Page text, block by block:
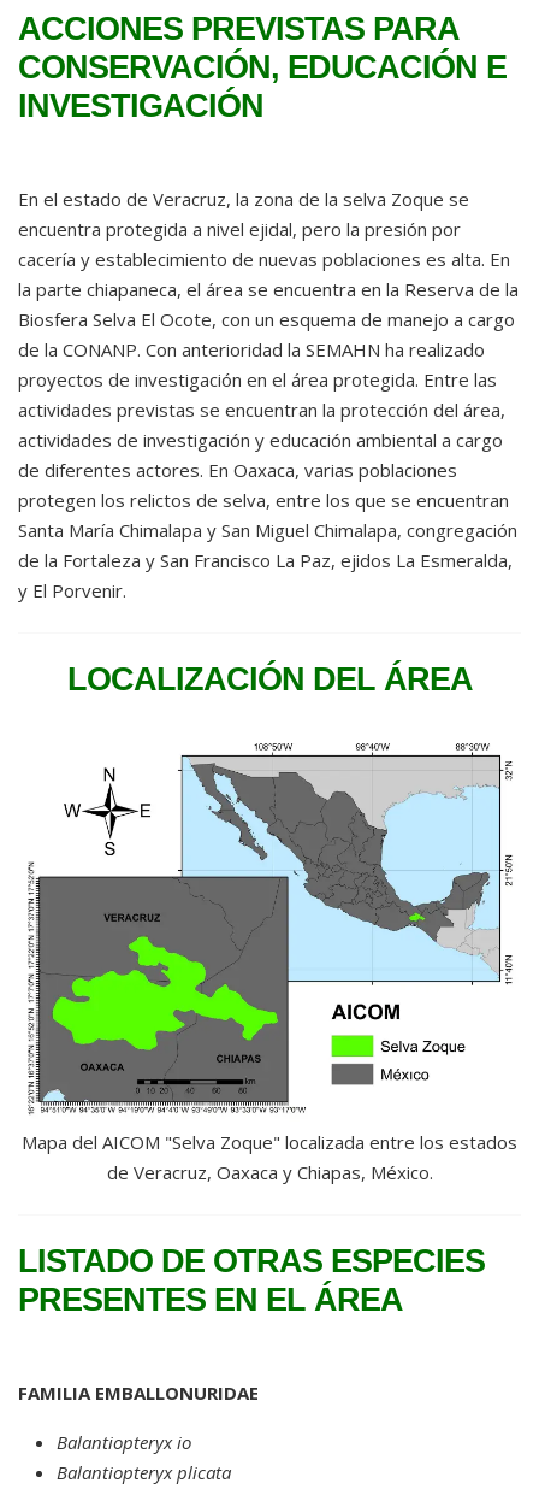
ACCIONES PREVISTAS PARA
CONSERVACIÓN, EDUCACIÓN E
INVESTIGACIÓN
En el estado de Veracruz, la zona de la selva Zoque se
encuentra protegida a nivel ejidal, pero la presión por
cacería y establecimiento de nuevas poblaciones es alta. En
la parte chiapaneca, el área se encuentra en la Reserva de la
Biosfera Selva El Ocote, con un esquema de manejo a cargo
de la CONANP. Con anterioridad la SEMAHN ha realizado
proyectos de investigación en el área protegida. Entre las
actividades previstas se encuentran la protección del área,
actividades de investigación y educación ambiental a cargo
de diferentes actores. En Oaxaca, varias poblaciones
protegen los relictos de selva, entre los que se encuentran
Santa María Chimalapa y San Miguel Chimalapa, congregación
de la Fortaleza y San Francisco La Paz, ejidos La Esmeralda,
y El Porvenir.
LOCALIZACIÓN DEL ÁREA
Mapa del AICOM "Selva Zoque" localizada entre los estados
de Veracruz, Oaxaca y Chiapas, México.
LISTADO DE OTRAS ESPECIES
PRESENTES EN EL ÁREA
FAMILIA EMBALLONURIDAE
Balantiopteryx io
Balantiopteryx plicata